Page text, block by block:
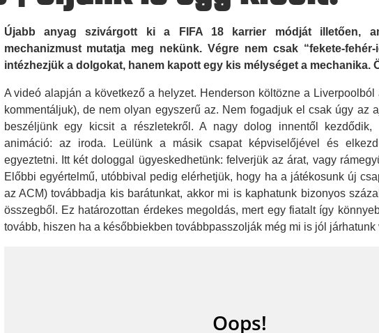
Újabb anyag szivárgott ki a FIFA 18 karrier módját illetően,
mechanizmust mutatja meg nekünk. Végre nem csak “fekete-fehér-
intézhezjük a dolgokat, hanem kapott egy kis mélységet a mechanika.
A videó alapján a következő a helyzet. Henderson költözne a Liverpoolból
kommentáljuk), de nem olyan egyszerű az. Nem fogadjuk el csak úgy az
beszéljünk egy kicsit a részletekről. A nagy dolog innentől
animáció: az iroda. Leülünk a másik csapat képviselőjével és
egyeztetni. Itt két dologgal ügyeskedhetünk: felverjük az árat, vagy
Előbbi egyértelmű, utóbbival pedig elérhetjük, hogy ha a játékosunk új
az ACM) továbbadja kis barátunkat, akkor mi is kaphatunk bizonyos
összegből. Ez határozottan érdekes megoldás, mert egy fiatalt így
tovább, hiszen ha a későbbiekben továbbpasszolják még mi is jól járhatunk